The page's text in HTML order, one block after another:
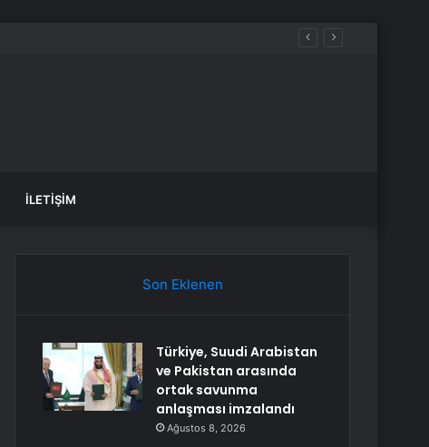
İLETIŞIM
Son Eklenen
Türkiye, Suudi Arabistan
ve Pakistan arasında
ortak savunma
anlaşması imzalandı
Ağustos 8, 2026